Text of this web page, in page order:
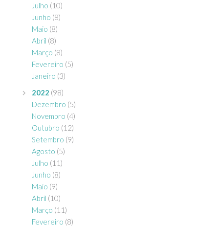
Julho (10)
Junho (8)
Maio (8)
Abril (8)
Março (8)
Fevereiro (5)
Janeiro (3)
2022 (98)
Dezembro (5)
Novembro (4)
Outubro (12)
Setembro (9)
Agosto (5)
Julho (11)
Junho (8)
Maio (9)
Abril (10)
Março (11)
Fevereiro (8)